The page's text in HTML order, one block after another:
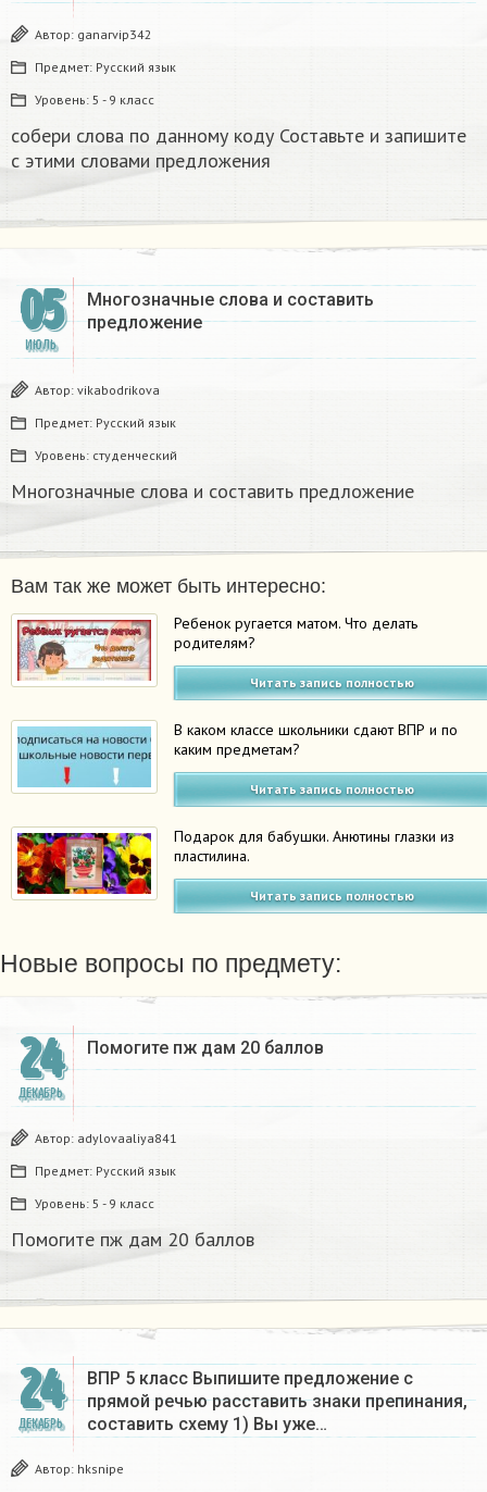
Автор: ganarvip342
Предмет: Русский язык
Уровень: 5 - 9 класс
собери слова по данному коду Составьте и запишите
с этими словами предложения ​
05
ИЮЛЬ
Многозначные слова и составить
предложение
Автор: vikabodrikova
Предмет: Русский язык
Уровень: студенческий
Многозначные слова и составить предложение
Вам так же может быть интересно:
Ребенок ругается матом. Что делать
родителям?
Читать запись полностью
В каком классе школьники сдают ВПР и по
каким предметам?
Читать запись полностью
Подарок для бабушки. Анютины глазки из
пластилина.
Читать запись полностью
Новые вопросы по предмету:
24
ДЕКАБРЬ
Помогите пж дам 20 баллов ​
Автор: adylovaaliya841
Предмет: Русский язык
Уровень: 5 - 9 класс
Помогите пж дам 20 баллов ​
24
ДЕКАБРЬ
ВПР 5 класс Выпишите предложение с
прямой речью расставить знаки препинания,
составить схему 1) Вы уже…
Автор: hksnipe